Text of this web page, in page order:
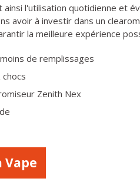
l'utilisation quotidienne et
à investir dans un
la meilleure expérience
de remplissages
Zenith Nex
Vape